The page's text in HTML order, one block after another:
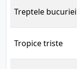
Treptele bucuriei
Tropice triste